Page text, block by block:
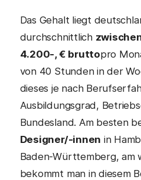
Das Gehalt liegt
durchschnittlich
4.200-, € bruttopro
von 40 Stunden in der
dieses je nach
Ausbildungsgrad,
Bundesland. Am besten
Designer/-innen in
Baden-Württemberg, am
bekommt man in diesem